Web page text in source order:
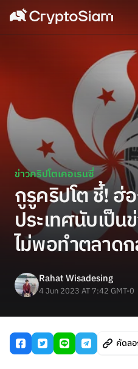
ข่าวคริปโตเคอเรนซี่
กูรูคริปโต ชี้! ฮ่
ประเทศนับเป็
ไม่พอทำตลาด
Rahat Wisadesing
4 Jun 2023 AT 7:42 GMT-0
คัดล